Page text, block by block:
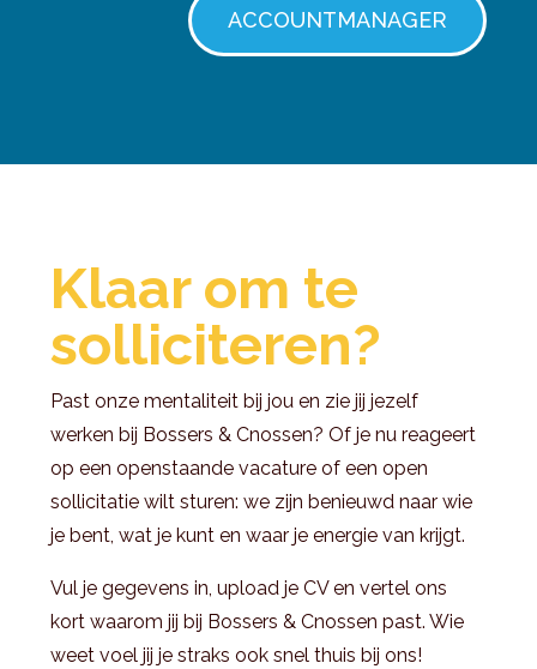
ACCOUNTMANAGER
Klaar om te
solliciteren?
Past onze mentaliteit bij jou en zie jij jezelf
werken bij Bossers & Cnossen? Of je nu reageert
op een openstaande vacature of een open
sollicitatie wilt sturen: we zijn benieuwd naar wie
je bent, wat je kunt en waar je energie van krijgt.
Vul je gegevens in, upload je CV en vertel ons
kort waarom jij bij Bossers & Cnossen past. Wie
weet voel jij je straks ook snel thuis bij ons!